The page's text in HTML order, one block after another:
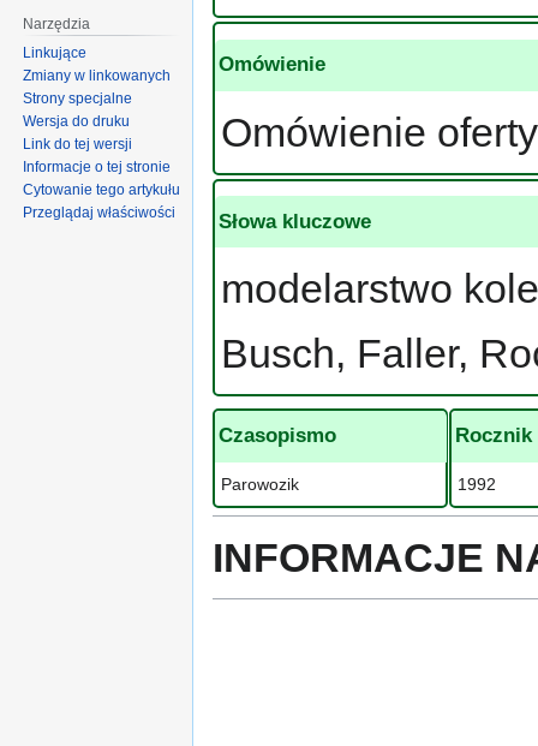
Omówienie
Omówienie
Słowa kluczowe
modelarstwo
Busch, Faller,
Czasopismo
Parowozik
Rocznik
1992
INFORMACJE
Narzędzia
Linkujące
Zmiany w linkowanych
Strony specjalne
Wersja do druku
Link do tej wersji
Informacje o tej stronie
Cytowanie tego artykułu
Przeglądaj właściwości